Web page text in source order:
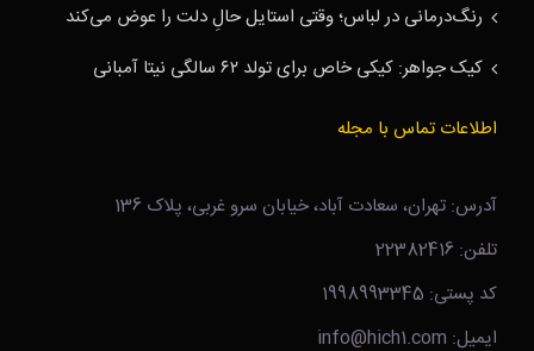
رنگ‌درمانی در لباس؛ وقتی استایل حالِ دلت را عوض می‌کند
کیک جواهر: کیکی خاص برای تولد ۶۲ سالگی نیتا آمبانی
اطلاعات تماس با مجله
آدرس: تهران، سعادت آباد، خیابان سرو غربی، پلاک 136
تلفن: 22382416
کد پستی: 1998993345
ایمیل: info@hich1.com